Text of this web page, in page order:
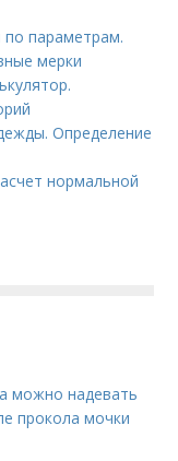
параметрам.
мерки
Определение
нормальной
можно надевать
прокола мочки